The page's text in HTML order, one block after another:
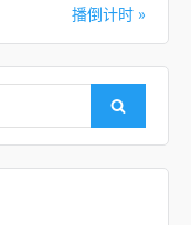
播倒计时 »
Search